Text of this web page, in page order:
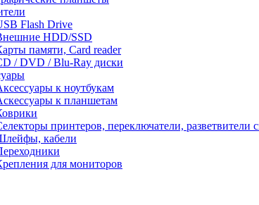
Flash Drive
HDD/SSD
памяти, Card reader
/ DVD / Blu-Ray диски
к ноутбукам
к планшетам
принтеров, переключатели, разветвители
кабели
для мониторов